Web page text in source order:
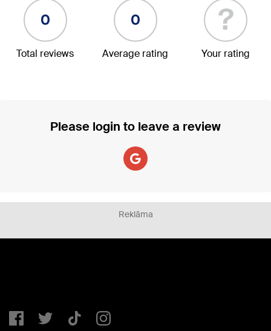
0
Total reviews
0
Average rating
?
Your rating
Please login to leave a review
Reklāma